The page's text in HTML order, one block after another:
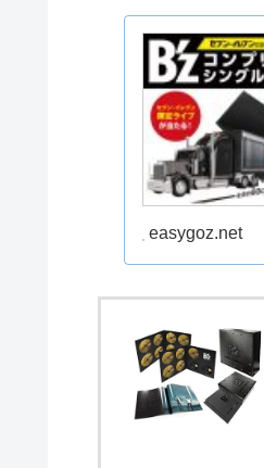
easygoz.net